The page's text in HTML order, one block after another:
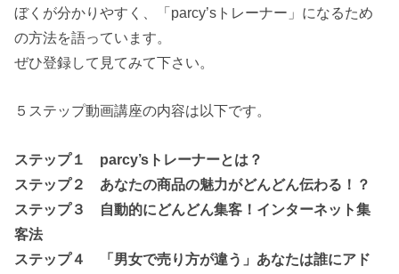
ぼくが分かりやすく、「parcy’sトレーナー」になるため
の方法を語っています。
ぜひ登録して見てみて下さい。
５ステップ動画講座の内容は以下です。
ステップ１ parcy’sトレーナーとは？
ステップ２ あなたの商品の魅力がどんどん伝わる！？
ステップ３ 自動的にどんどん集客！インターネット集
客法
ステップ４ 「男女で売り方が違う」あなたは誰にアド